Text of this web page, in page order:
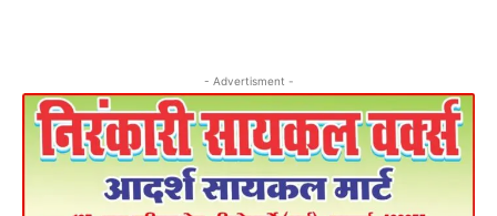
- Advertisment -